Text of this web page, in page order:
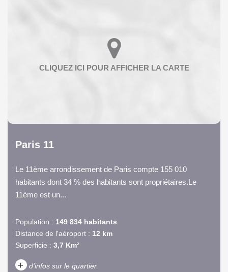
Paris 11
Le 11ème arrondissement de Paris compte 155 010
habitants dont 34 % des habitants sont propriétaires.Le
11ème est un...
Population : 149 834 habitants
Distance de l'aéroport : 12 km
Superficie : 3,7 Km²
+ d'infos sur le quartier